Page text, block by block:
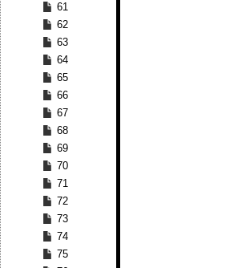
61
62
63
64
65
66
67
68
69
70
71
72
73
74
75